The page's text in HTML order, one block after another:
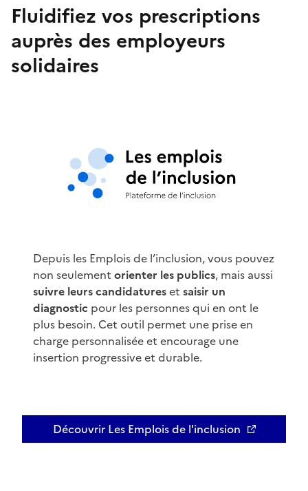
Fluidifiez vos prescriptions
auprès des employeurs
solidaires
Depuis les Emplois de l’inclusion, vous pouvez
non seulement orienter les publics, mais aussi
suivre leurs candidatureset saisir un
diagnostic pour les personnes qui en ont le
plus besoin. Cet outil permet une prise en
charge personnalisée et encourage une
insertion progressive et durable.
Découvrir Les Emplois de l'inclusion
Ouvre une nouvelle fenêtre